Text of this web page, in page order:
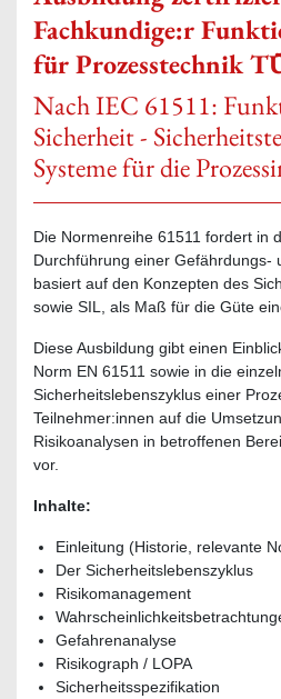
Fachkundige:r
für Prozesstechnik
Nach IEC 61511:
Sicherheit -
Systeme für die
Die Normenreihe 61511 fordert in
Durchführung einer Gefährdungs-
basiert auf den Konzepten des
sowie SIL, als Maß für die Güte
Diese Ausbildung gibt einen
Norm EN 61511 sowie in die
Sicherheitslebenszyklus einer
Teilnehmer:innen auf die
Risikoanalysen in betroffenen
vor.
Inhalte:
Einleitung (Historie, relevante
Der Sicherheitslebenszyklus
Risikomanagement
Gefahrenanalyse
Risikograph / LOPA
Sicherheitsspezifikation